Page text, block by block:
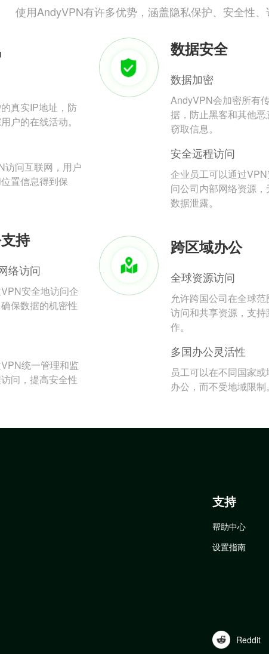
使用AndyVPN有许多优势，涵盖隐私保护、安全性
真实IP地址，防
户的在线活动。
访问互联网，用户
置信息得到保
数据安全
数据加密
AndyVPN会加密所有
据，防止黑客和其他
窃取信息。
安全远程访问
企业员工可以通过
问公司内部网络资源
数据泄露。
持
络访问
安全地访问企
保数据的机密性
统一管理和监
问，提高安全性
跨区域办公
全球资源访问
允许跨国公司在全球
访问和共享资源，支
作。
多国办公灵活性
员工可以在不同国家
办公，而不受地域限制。
支持
帮助中心
设置指南
Reddit